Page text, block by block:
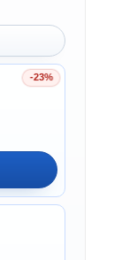
-23%